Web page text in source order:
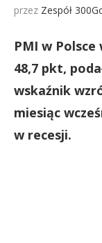
przez Zespół
PMI w Polsce
48,7 pkt,
wskaźnik
miesiąc
w recesji.